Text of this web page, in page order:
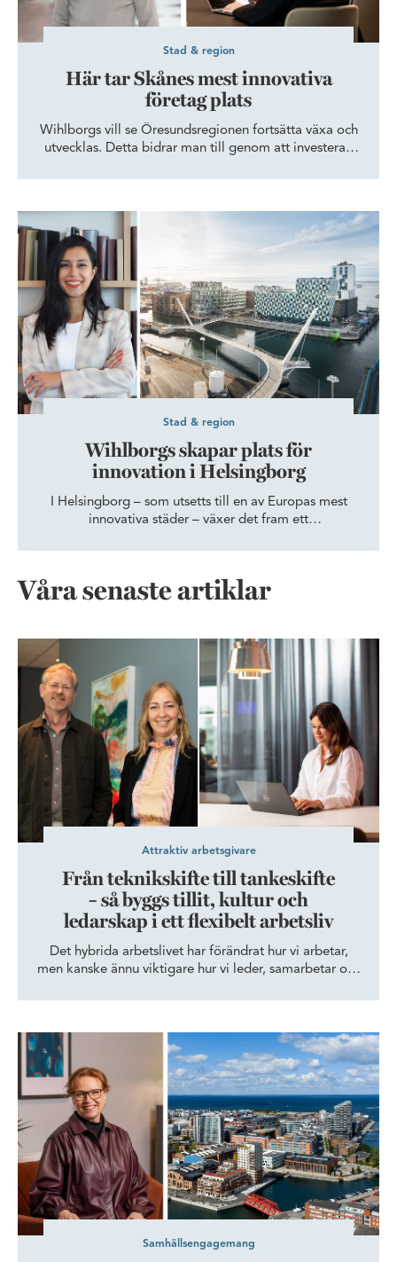
Stad & region
Här tar Skånes mest innovativa
företag plats
Wihlborgs vill se Öresundsregionen fortsätta växa och
utvecklas. Detta bidrar man till genom att investera i
Stad & region
Wihlborgs skapar plats för
innovation i Helsingborg
I Helsingborg – som utsetts till en av Europas mest
innovativa städer – växer det fram ett
Våra senaste artiklar
Från teknikskifte till tankeskifte – så byggs tillit, kultur och
Attraktiv arbetsgivare
Från teknikskifte till tankeskifte
– så byggs tillit, kultur och
ledarskap i ett flexibelt arbetsliv
Det hybrida arbetslivet har förändrat hur vi arbetar,
men kanske ännu viktigare hur vi leder, samarbetar och
behovet av tillit, tydlig kommunikation och starka
sak: framtidens framgångsrika organisationer är de
som lyckas stärka människors samarbete och
engagemang.
Skånes Dansteater expanderar och dansar vidare i Dockan
Samhällsengagemang